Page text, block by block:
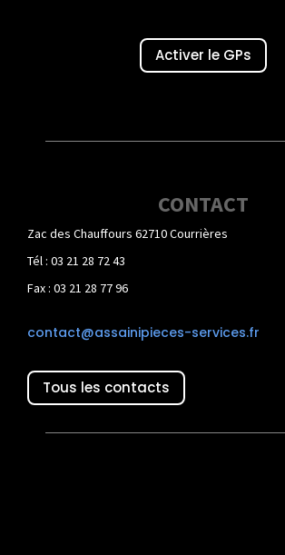
Activer le GPs
CONTACT
Zac des Chauffours 62710 Courrières
Tél : 03 21 28 72 43
Fax : 03 21 28 77 96
contact@assainipieces-services.fr
Tous les contacts